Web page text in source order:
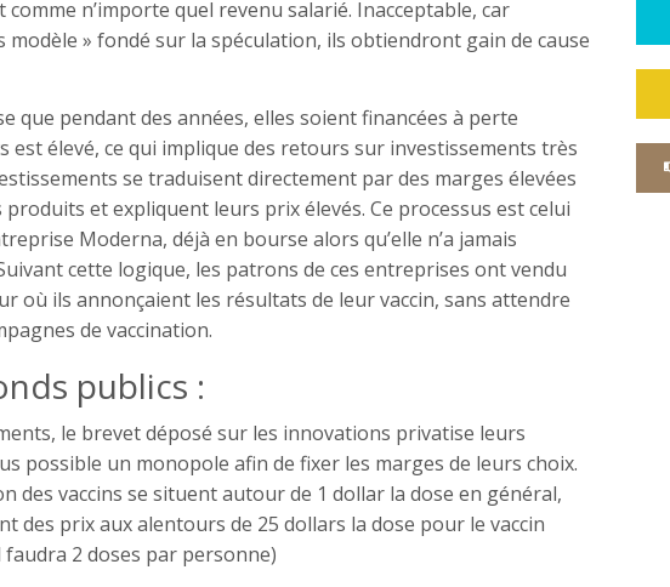
n’importe quel revenu salarié. Inacceptable, car
modèle » fondé sur la spéculation, ils obtiendront gain de cause
que pendant des années, elles soient financées à perte
est élevé, ce qui implique des retours sur investissements très
se traduisent directement par des marges élevées
et expliquent leurs prix élevés. Ce processus est celui
Moderna, déjà en bourse alors qu’elle n’a jamais
cette logique, les patrons de ces entreprises ont vendu
où ils annonçaient les résultats de leur vaccin, sans attendre
de vaccination.
publics :
le brevet déposé sur les innovations privatise leurs
possible un monopole afin de fixer les marges de leurs choix.
des vaccins se situent autour de 1 dollar la dose en général,
des prix aux alentours de 25 dollars la dose pour le vaccin
faudra 2 doses par personne)